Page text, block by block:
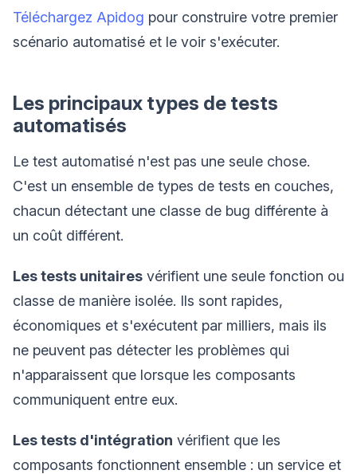
Téléchargez Apidog pour construire votre premier
scénario automatisé et le voir s'exécuter.
Les principaux types de tests
automatisés
Le test automatisé n'est pas une seule chose.
C'est un ensemble de types de tests en couches,
chacun détectant une classe de bug différente à
un coût différent.
Les tests unitaires vérifient une seule fonction ou
classe de manière isolée. Ils sont rapides,
économiques et s'exécutent par milliers, mais ils
ne peuvent pas détecter les problèmes qui
n'apparaissent que lorsque les composants
communiquent entre eux.
Les tests d'intégration vérifient que les
composants fonctionnent ensemble : un service et